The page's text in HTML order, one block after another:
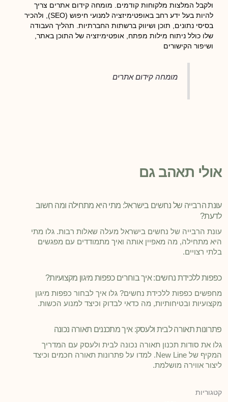
ולקבל המלצות מלקוחות קודמים. מומחה קידום אתרים צריך
להיות בעל ידע רחב באופטימיזציה למנועי חיפוש (SEO), ולהכיר
בסיסי נתונים, תוכן ושיווק ברשתות החברתיות. תהליך העבודה
שלו כולל ניתוח מילות מפתח, אופטימיזציה של התוכן באתר,
ושיפור הקישורים
מומחה קידום אתרים
אולי תאהב גם
עונת הרבייה של נחשים בישראל: מתי היא מתחילה ומה חשוב
לדעת?
עונת הרבייה של נחשים בישראל מעלה שאלות רבות. גלו מתי
היא מתחילה, מה מאפיין אותה ואיך מתמודדים עם מפגשים
בלתי רצויים.
כפפות ללכידת נחשים: איך בוחרים כפפות מיגון מקצועיות?
מחפשים כפפות ללכידת נחשים? גלו איך לבחור כפפות מיגון
מקצועיות ובטיחותיות, מה כדאי לבדוק וכיצד למנוע הכשות.
פתרונות תאורה לבית ולעסק: איך מתכננים תאורה נכונה
גלו את סודות תכנון תאורה נכונה לבית ולעסק עם המדריך
המקיף של New Line. למדו על פתרונות תאורה חכמים וכיצד
ליצור אווירה מושלמת.
קטגוריות